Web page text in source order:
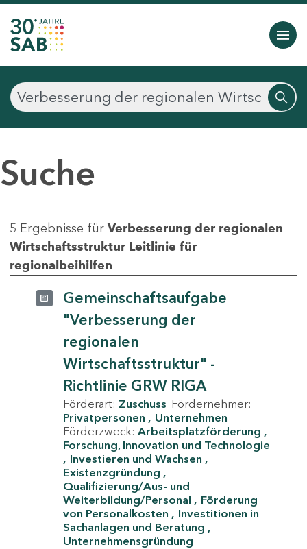
Suche
5 Ergebnisse für Verbesserung der regionalen
Wirtschaftsstruktur Leitlinie für
regionalbeihilfen
Gemeinschaftsaufgabe
"Verbesserung der
regionalen
Wirtschaftsstruktur" -
Richtlinie GRW RIGA
Förderart: Zuschuss Fördernehmer:
Privatpersonen
Unternehmen
Förderzweck: Arbeitsplatzförderung
Forschung, Innovation und Technologie
Investieren und Wachsen
Existenzgründung
Qualifizierung/Aus- und
Weiterbildung/Personal
Förderung
von Personalkosten
Investitionen in
Sachanlagen und Beratung
Unternehmensgründung